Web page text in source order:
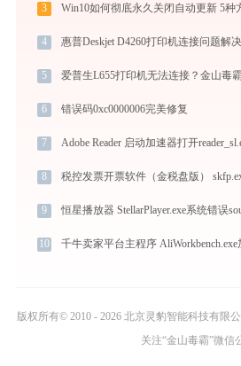
3
4 惠普Deskjet D4260打印机连接问题解
5 爱普生L655打印机无法连接？金山毒
6 错误码0xc0000006完美修复
7
8
9 恒星播放器 StellarPlayer.exe系统错误
10
版权所有© 2010 - 2026 北京灵豹智能科技有限公
关注“金山毒霸”微信